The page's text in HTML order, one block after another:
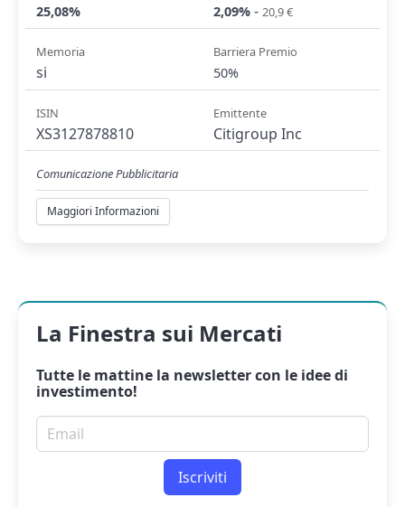
25,08% 2,09% - 20,9 €
Memoria
si
Barriera Premio
50%
ISIN
XS3127878810
Emittente
Citigroup Inc
Comunicazione Pubblicitaria
Maggiori Informazioni
La Finestra sui Mercati
Tutte le mattine la newslettercon le idee di
investimento!
Email per newsletter
Iscriviti